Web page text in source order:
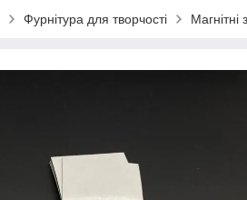
Фурнітура для творчості Магнітні